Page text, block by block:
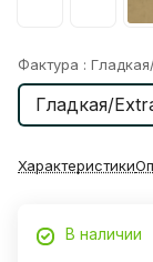
Фактура :
Гладкая/
Характеристики
В наличии